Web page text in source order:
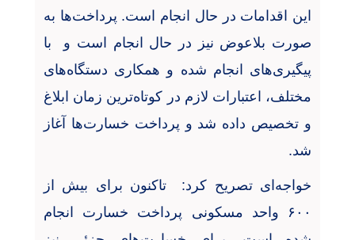
این اقدامات در حال انجام است. پرداخت‌ها به
صورت بلاعوض نیز در حال انجام است و با
پیگیری‌های انجام شده و همکاری دستگاه‌های
مختلف، اعتبارات لازم در کوتاه‌ترین زمان ابلاغ
و تخصیص داده شد و پرداخت خسارت‌ها آغاز
شد.
خواجه‌ای تصریح کرد: تاکنون برای بیش از
۶۰۰
واحد مسکونی پرداخت خسارت انجام